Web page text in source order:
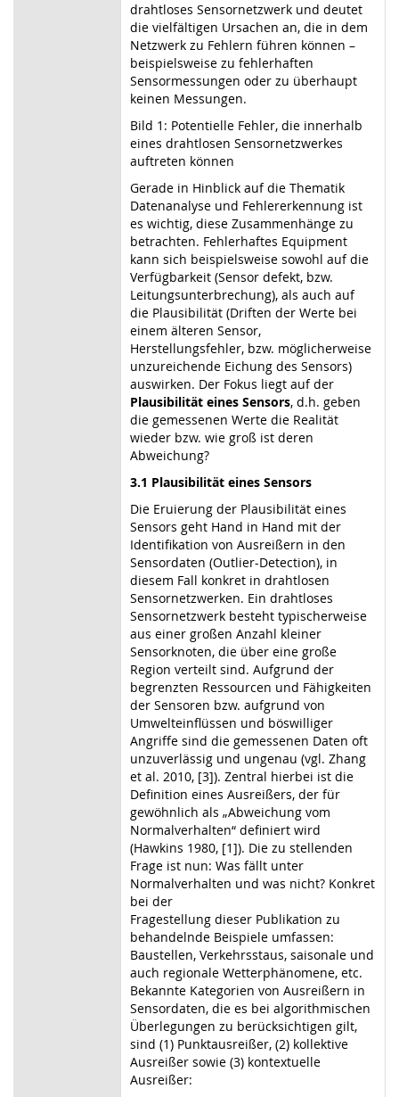
drahtloses Sensornetzwerk und deutet
die vielfältigen Ursachen an, die in dem
Netzwerk zu Fehlern führen können –
beispielsweise zu fehlerhaften
Sensormessungen oder zu überhaupt
keinen Messungen.
Bild 1: Potentielle Fehler, die innerhalb
eines drahtlosen Sensornetzwerkes
auftreten können
Gerade in Hinblick auf die Thematik
Datenanalyse und Fehlererkennung ist
es wichtig, diese Zusammenhänge zu
betrachten. Fehlerhaftes Equipment
kann sich beispielsweise sowohl auf die
Verfügbarkeit (Sensor defekt, bzw.
Leitungsunterbrechung), als auch auf
die Plausibilität (Driften der Werte bei
einem älteren Sensor,
Herstellungsfehler, bzw. möglicherweise
unzureichende Eichung des Sensors)
auswirken. Der Fokus liegt auf der
Plausibilität eines Sensors, d.h. geben
die gemessenen Werte die Realität
wieder bzw. wie groß ist deren
Abweichung?
3.1 Plausibilität eines Sensors
Die Eruierung der Plausibilität eines
Sensors geht Hand in Hand mit der
Identifikation von Ausreißern in den
Sensordaten (Outlier-Detection), in
diesem Fall konkret in drahtlosen
Sensornetzwerken. Ein drahtloses
Sensornetzwerk besteht typischerweise
aus einer großen Anzahl kleiner
Sensorknoten, die über eine große
Region verteilt sind. Aufgrund der
begrenzten Ressourcen und Fähigkeiten
der Sensoren bzw. aufgrund von
Umwelteinflüssen und böswilliger
Angriffe sind die gemessenen Daten oft
unzuverlässig und ungenau (vgl. Zhang
et al. 2010, [3]). Zentral hierbei ist die
Definition eines Ausreißers, der für
gewöhnlich als „Abweichung vom
Normalverhalten“ definiert wird
(Hawkins 1980, [1]). Die zu stellenden
Frage ist nun: Was fällt unter
Normalverhalten und was nicht? Konkret
bei der
Fragestellung dieser Publikation zu
behandelnde Beispiele umfassen:
Baustellen, Verkehrsstaus, saisonale und
auch regionale Wetterphänomene, etc.
Bekannte Kategorien von Ausreißern in
Sensordaten, die es bei algorithmischen
Überlegungen zu berücksichtigen gilt,
sind (1) Punktausreißer, (2) kollektive
Ausreißer sowie (3) kontextuelle
Ausreißer: